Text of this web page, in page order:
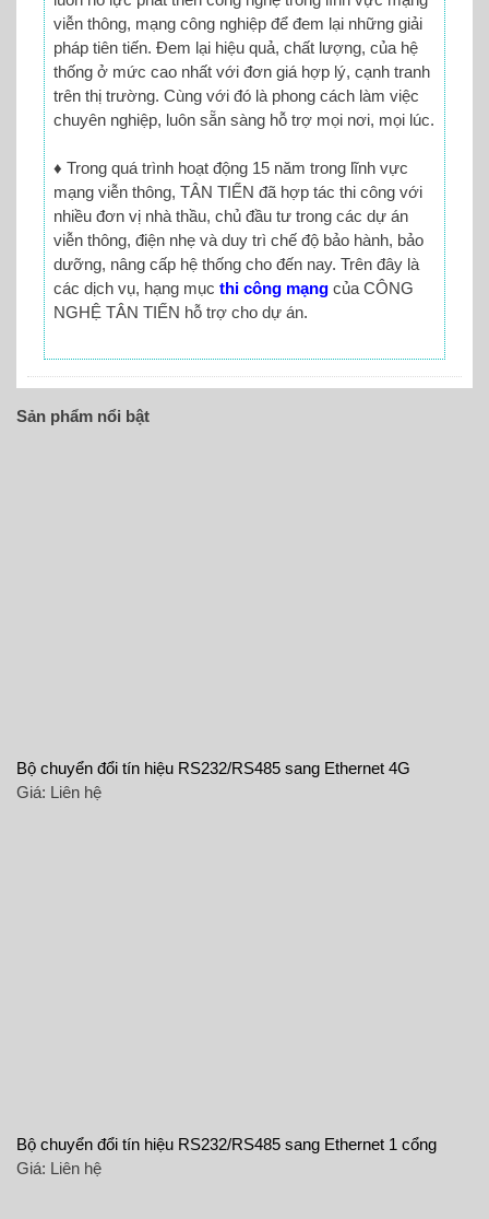
viễn thông, mạng công nghiệp để đem lại những giải
pháp tiên tiến. Đem lại hiệu quả, chất lượng, của hệ
thống ở mức cao nhất với đơn giá hợp lý, cạnh tranh
trên thị trường. Cùng với đó là phong cách làm việc
chuyên nghiệp, luôn sẵn sàng hỗ trợ mọi nơi, mọi lúc.
♦ Trong quá trình hoạt động 15 năm trong lĩnh vực
mạng viễn thông, TÂN TIẾN đã hợp tác thi công với
nhiều đơn vị nhà thầu, chủ đầu tư trong các dự án
viễn thông, điện nhẹ và duy trì chế độ bảo hành, bảo
dưỡng, nâng cấp hệ thống cho đến nay. Trên đây là
các dịch vụ, hạng mục thi công mạng của CÔNG
NGHỆ TÂN TIẾN hỗ trợ cho dự án.
Sản phẩm nổi bật
Bộ chuyển đổi tín hiệu RS232/RS485 sang Ethernet 4G
Giá: Liên hệ
Bộ chuyển đổi tín hiệu RS232/RS485 sang Ethernet 1 cổng
Giá: Liên hệ